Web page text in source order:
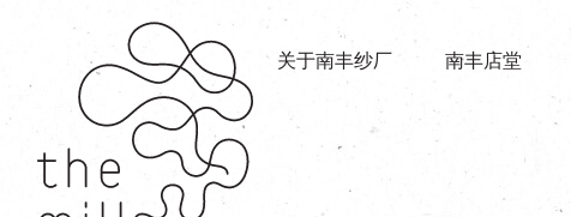
关于南丰纱厂
传承与历史
愿景
媒体中心
南丰店堂
商店